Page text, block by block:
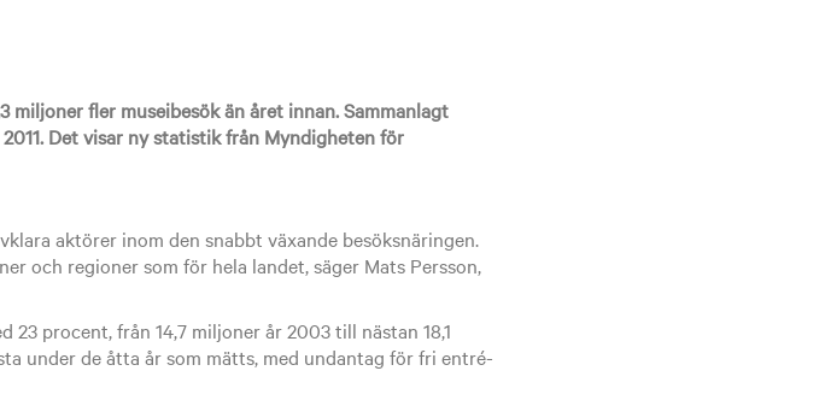
miljoner fler museibesök än året innan. Sammanlagt
Det visar ny statistik från Myndigheten för
aktörer inom den snabbt växande besöksnäringen.
och regioner som för hela landet, säger Mats Persson,
23 procent, från 14,7 miljoner år 2003 till nästan 18,1
under de åtta år som mätts, med undantag för fri entré-